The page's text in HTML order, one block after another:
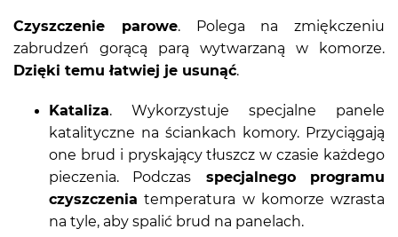
Czyszczenie parowe. Polega na zmiękczeniu
zabrudzeń gorącą parą wytwarzaną w komorze.
Dzięki temu łatwiej je usunąć.
Kataliza. Wykorzystuje specjalne panele
katalityczne na ściankach komory. Przyciągają
one brud i pryskający tłuszcz w czasie każdego
pieczenia. Podczas specjalnego programu
czyszczenia temperatura w komorze wzrasta
na tyle, aby spalić brud na panelach.